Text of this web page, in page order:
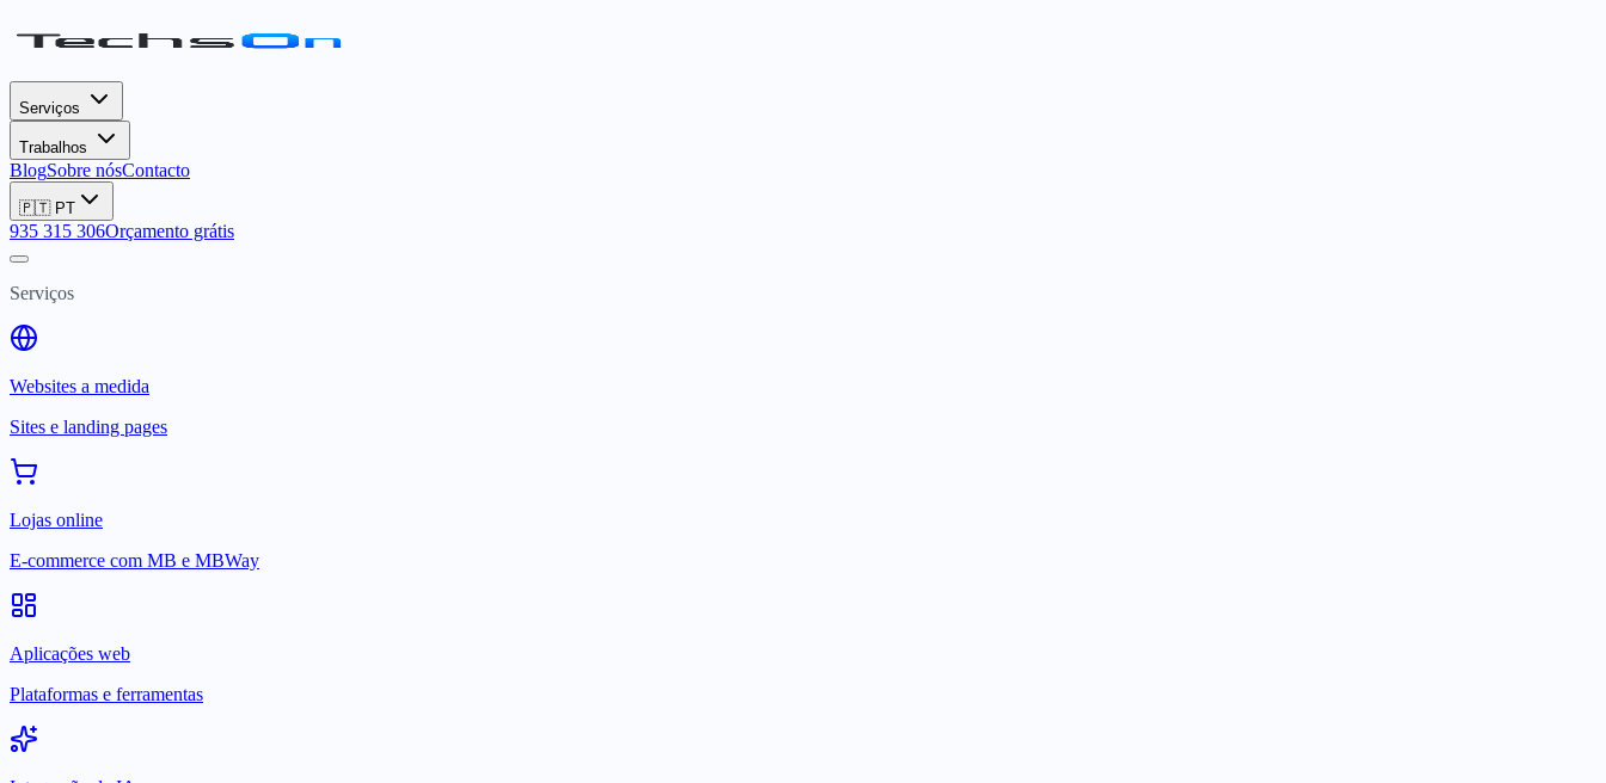
Serviços
Trabalhos
BlogSobre nósContacto
🇵🇹 PT
935 315 306Orçamento grátis
Serviços
Websites a medida
Sites e landing pages
Lojas online
E-commerce com MB e MBWay
Aplicações web
Plataformas e ferramentas